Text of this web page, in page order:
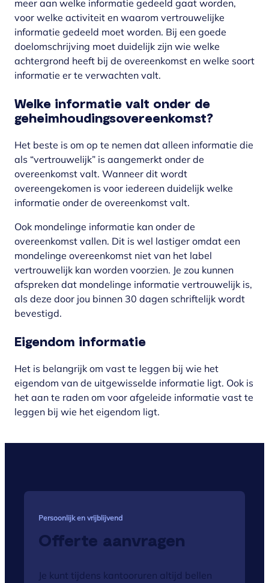
meer aan welke informatie gedeeld gaat worden,
voor welke activiteit en waarom vertrouwelijke
informatie gedeeld moet worden. Bij een goede
doelomschrijving moet duidelijk zijn wie welke
achtergrond heeft bij de overeenkomst en welke soort
informatie er te verwachten valt.
Welke informatie valt onder de
geheimhoudingsovereenkomst?
Het beste is om op te nemen dat alleen informatie die
als “vertrouwelijk” is aangemerkt onder de
overeenkomst valt. Wanneer dit wordt
overeengekomen is voor iedereen duidelijk welke
informatie onder de overeenkomst valt.
Ook mondelinge informatie kan onder de
overeenkomst vallen. Dit is wel lastiger omdat een
mondelinge overeenkomst niet van het label
vertrouwelijk kan worden voorzien. Je zou kunnen
afspreken dat mondelinge informatie vertrouwelijk is,
als deze door jou binnen 30 dagen schriftelijk wordt
bevestigd.
Eigendom informatie
Het is belangrijk om vast te leggen bij wie het
eigendom van de uitgewisselde informatie ligt. Ook is
het aan te raden om voor afgeleide informatie vast te
leggen bij wie het eigendom ligt.
Persoonlijk en vrijblijvend
Offerte aanvragen
Je kunt tijdens kantooruren altijd bellen